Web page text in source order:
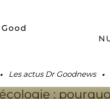
. Les actus Dr Goodnews .
FEMMES